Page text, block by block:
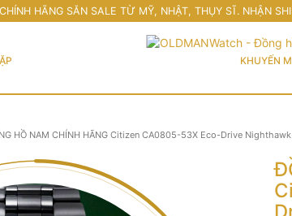
HÃNG SĂN SALE TỪ MỸ, NHẬT, THỤY SĨ. NHẬN
KHUYẾN
HỒ NAM CHÍNH HÃNG Citizen CA0805-53X Eco-Drive